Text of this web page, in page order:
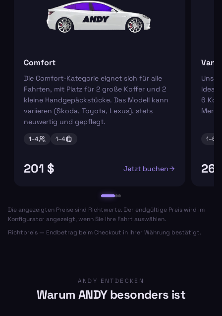
Comfort
Die Comfort-Kategorie eignet sich für alle
Fahrten, mit Platz für 2 große Koffer und 2
kleine Handgepäckstücke. Das Modell kann
variieren (Skoda, Toyota, Lexus), stets
neuwertig und gepflegt.
1–4 1–4
201 $ Jetzt buchen
Van
ideal
6
1–6
Die angezeigten Preise sind Richtwerte. Der endgültige Preis wird im
Konfigurator angezeigt, wenn Sie Ihre Fahrt auswählen.
Richtpreis — Endbetrag beim Checkout in Ihrer Währung bestätigt.
ANDY ENTDECKEN
Warum ANDY besonders ist